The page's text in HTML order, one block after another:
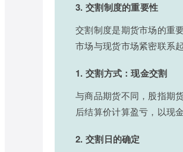
3. 交割制度的重要性
交割制度是期货市场的重
市场与现货市场紧密联系
1. 交割方式：现金交割
与商品期货不同，股指期
后结算价计算盈亏，以现
2. 交割日的确定